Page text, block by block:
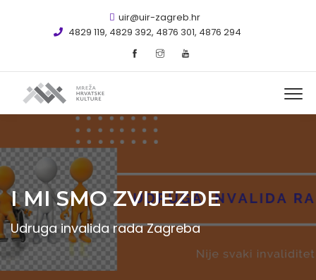
uir@uir-zagreb.hr
4829 119, 4829 392, 4876 301, 4876 294
I MI SMO ZVIJEZDE
Udruga invalida rada Zagreba